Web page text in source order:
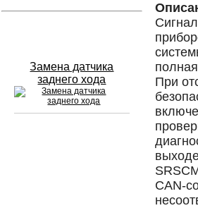
Замена датчика
заднего хода
При
CAN-